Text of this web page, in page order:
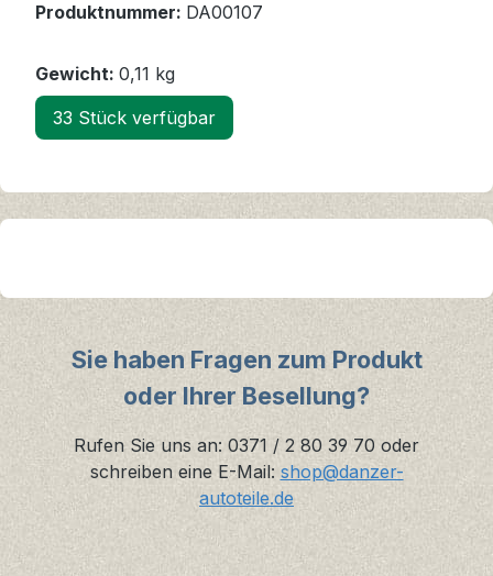
Produktnummer: DA00107
Gewicht: 0,11 kg
33 Stück verfügbar
Sie haben Fragen zum Produkt
oder Ihrer Besellung?
Rufen Sie uns an: 0371 / 2 80 39 70 oder
schreiben eine E-Mail: shop@danzer-
autoteile.de